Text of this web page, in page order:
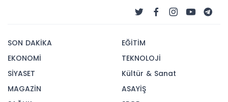
SON DAKİKA
EKONOMİ
SİYASET
MAGAZİN
EĞİTİM
TEKNOLOJİ
Kültür & Sanat
ASAYİŞ